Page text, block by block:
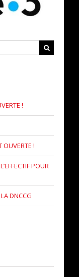
!
OUVERTE !
POUR
DNCCG